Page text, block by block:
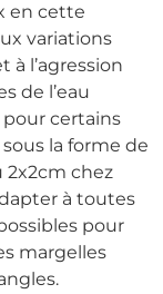
en cette
variations
l’agression
de l’eau
certains
la forme de
2x2cm chez
à toutes
pour
margelles